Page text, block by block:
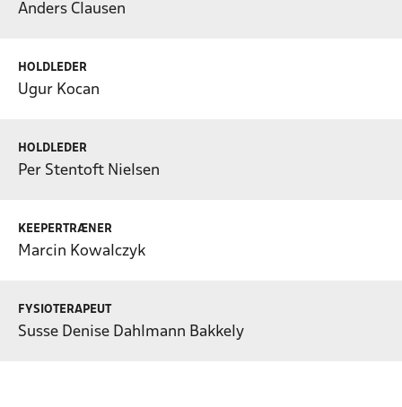
Anders Clausen
HOLDLEDER
Ugur Kocan
HOLDLEDER
Per Stentoft Nielsen
KEEPERTRÆNER
Marcin Kowalczyk
FYSIOTERAPEUT
Susse Denise Dahlmann Bakkely